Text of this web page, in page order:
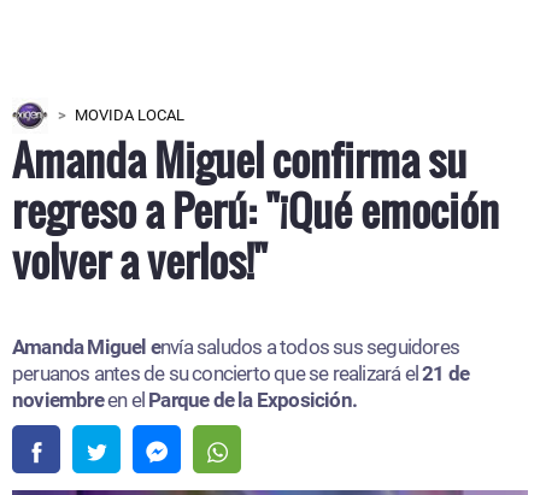
MOVIDA LOCAL
Amanda Miguel confirma su
regreso a Perú: "¡Qué emoción
volver a verlos!"
Amanda Miguel e
nvía saludos a todos sus seguidores
peruanos antes de su concierto que se realizará el21 de
noviembreen elParque de la Exposición.